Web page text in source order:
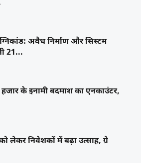
अवैध निर्माण और सिस्टम
21...
हजार के इनामी बदमाश का एनकाउंटर,
लेकर निवेशकों में बढ़ा उत्साह, ग्रे